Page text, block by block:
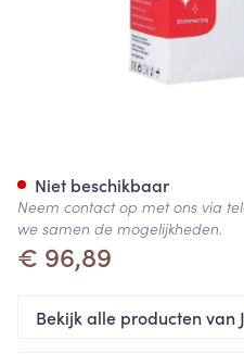
€ 96,89
Niet beschikbaar
Neem contact op met ons via
we samen de mogelijkheden.
Bekijk alle producten van